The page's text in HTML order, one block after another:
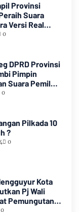
Provinsi
Suara
Versi Real
0
DPRD Provinsi
Pimpin
Pemilu
0
Pilkada 10
?
0
Pj Wali
0